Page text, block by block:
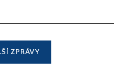
ZPRÁVY